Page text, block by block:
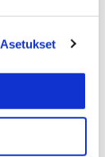
Asetukset